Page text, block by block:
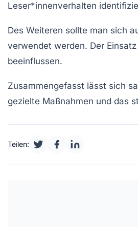
Leser*innenverhalten
Des Weiteren sollte man sich
verwendet werden. Der
beeinflussen.
Zusammengefasst lässt sich
gezielte Maßnahmen und das
Teilen: